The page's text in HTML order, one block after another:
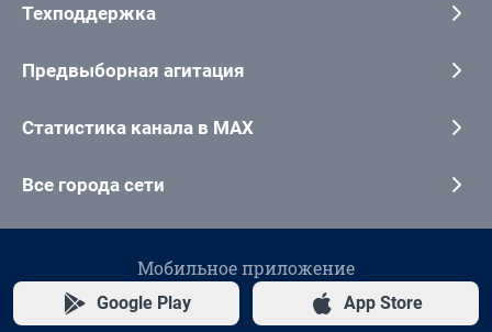
Техподдержка
Предвыборная агитация
Статистика канала в MAX
Все города сети
Мобильное приложение
Google Play App Store